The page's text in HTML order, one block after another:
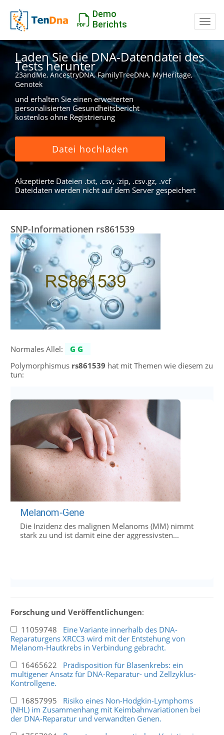
Demo
Berichts
Laden Sie die DNA-Datendatei des
Tests herunter
23andMe, AncestryDNA, FamilyTreeDNA, MyHeritage,
Genotek
und erhalten Sie einen erweiterten
personalisierten Gesundheitsbericht
kostenlos ohne Registrierung
Datei hochladen
Akzeptierte Dateien .txt, .csv, .zip, .csv.gz, .vcf
Dateidaten werden nicht auf dem Server gespeichert
SNP-Informationen rs861539
Normales Allel:
GG
Polymorphismus rs861539 hat mit Themen wie diesem zu
tun:
Melanom-Gene
Die Inzidenz des malignen Melanoms (MM) nimmt
stark zu und ist damit eine der aggressivsten...
Forschung und Veröffentlichungen:
11059748 Eine Variante innerhalb des DNA-
Reparaturgens XRCC3 wird mit der Entstehung von
Melanom-Hautkrebs in Verbindung gebracht.
16465622 Prädisposition für Blasenkrebs: ein
multigener Ansatz für DNA-Reparatur- und Zellzyklus-
Kontrollgene.
16857995 Risiko eines Non-Hodgkin-Lymphoms
(NHL) im Zusammenhang mit Keimbahnvariationen bei
der DNA-Reparatur und verwandten Genen.